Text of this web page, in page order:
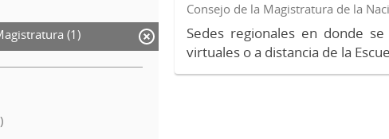
(1)
Consejo de la Magistratura de la
Sedes regionales en donde
virtuales o a distancia de la